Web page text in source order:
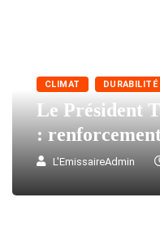
CLIMAT DURABILITÉ
Le Président
:
L'EmissaireAdmin